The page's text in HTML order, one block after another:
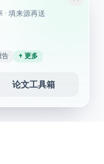
· 填来源再送
告 + 更多
论文工具箱